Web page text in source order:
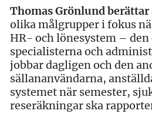
Thomas Grönlund berättar
olika målgrupper i fokus
HR- och lönesystem – den
specialisterna och
jobbar dagligen och den
sällananvändarna,
systemet när semester,
reseräkningar ska